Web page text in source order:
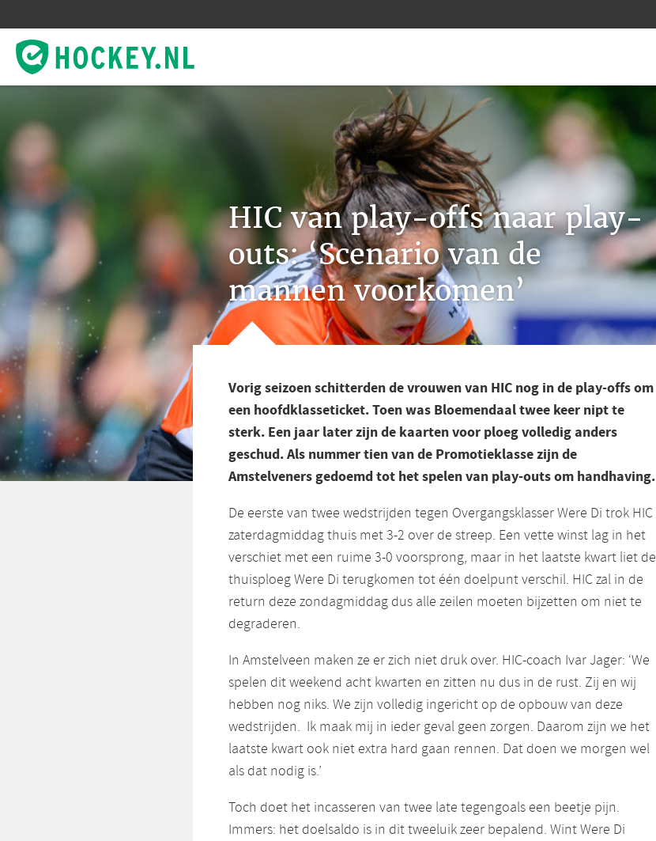
HIC van play-offs naar play-
outs: ‘Scenario van de
mannen voorkomen’
Vorig seizoen schitterden de vrouwen van HIC nog in de play-offs om
een hoofdklasseticket. Toen was Bloemendaal twee keer nipt te
sterk. Een jaar later zijn de kaarten voor ploeg volledig anders
geschud. Als nummer tien van de Promotieklasse zijn de
Amstelveners gedoemd tot het spelen van play-outs om handhaving.
De eerste van twee wedstrijden tegen Overgangsklasser Were Di trok HIC
zaterdagmiddag thuis met 3-2 over de streep. Een vette winst lag in het
verschiet met een ruime 3-0 voorsprong, maar in het laatste kwart liet de
thuisploeg Were Di terugkomen tot één doelpunt verschil. HIC zal in de
return deze zondagmiddag dus alle zeilen moeten bijzetten om niet te
degraderen.
In Amstelveen maken ze er zich niet druk over. HIC-coach Ivar Jager: ‘We
spelen dit weekend acht kwarten en zitten nu dus in de rust. Zij en wij
hebben nog niks. We zijn volledig ingericht op de opbouw van deze
wedstrijden. Ik maak mij in ieder geval geen zorgen. Daarom zijn we het
laatste kwart ook niet extra hard gaan rennen. Dat doen we morgen wel
als dat nodig is.’
Toch doet het incasseren van twee late tegengoals een beetje pijn.
Immers: het doelsaldo is in dit tweeluik zeer bepalend. Wint Were Di